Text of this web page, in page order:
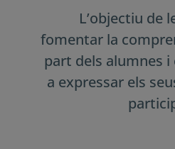
L’objectiu de
fomentar la
part dels alumnes
a expressar els